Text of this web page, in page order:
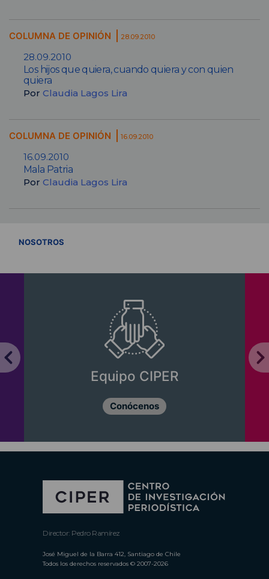
COLUMNA DE OPINIÓN 28.09.2010
28.09.2010
Los hijos que quiera, cuando quiera y con quien
quiera
Por Claudia Lagos Lira
COLUMNA DE OPINIÓN 16.09.2010
16.09.2010
Mala Patria
Por Claudia Lagos Lira
NOSOTROS
Equipo CIPER
Conócenos
Director: Pedro Ramírez
José Miguel de la Barra 412, Santiago de Chile
Todos los derechos reservados © 2007-2026